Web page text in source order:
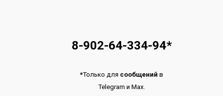
8-902-64-334-94*
*Только для сообщений в
Telegram и Max.